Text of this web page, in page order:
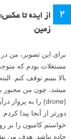
کنترل کنم، اغلب
پایین جاده می
بودم تا چند ماشین
به دست آوردن ماتی
کارم تمام شد و من
بودم. به خانه برگشتم
است و چند چیز از
بگویم
عکاسی در ذهنم پیش